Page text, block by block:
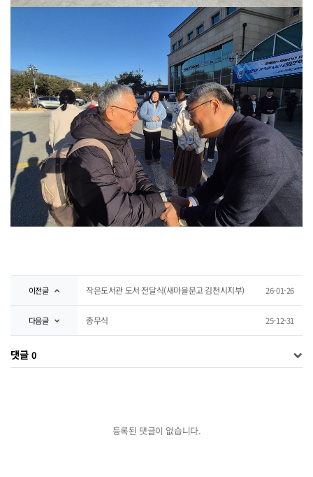
이전글 작은도서관 도서 전달식(새마을문고 김천시지부) 26-01-26
다음글 종무식 25-12-31
댓글 0
등록된 댓글이 없습니다.